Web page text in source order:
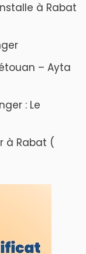
à Rabat
– Ayta
: Le
à Rabat (